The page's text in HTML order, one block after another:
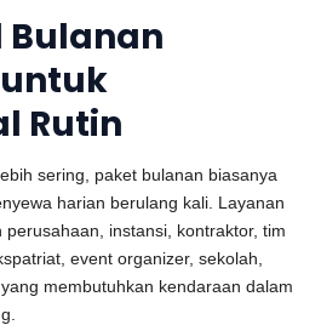
Bulanan
Rutin
sering, paket bulanan biasanya
harian berulang kali. Layanan
instansi, kontraktor, tim
event organizer, sekolah,
membutuhkan kendaraan dalam